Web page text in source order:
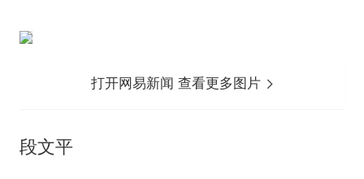
打开网易新闻 查看更多图片
段文平